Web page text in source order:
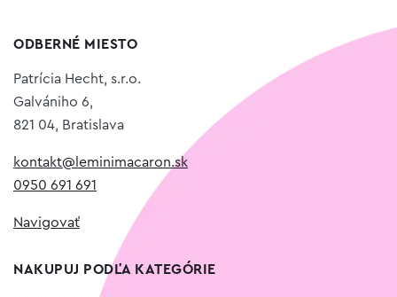
ODBERNÉ MIESTO
Patrícia Hecht, s.r.o.
Galvániho 6,
821 04, Bratislava
kontakt@leminimacaron.sk
0950 691 691
Navigovať
NAKUPUJ PODĽA KATEGÓRIE